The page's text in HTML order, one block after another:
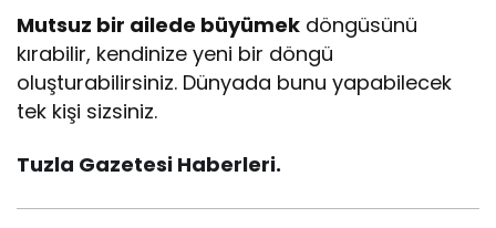
Mutsuz bir ailede büyümek döngüsünü
kırabilir, kendinize yeni bir döngü
oluşturabilirsiniz. Dünyada bunu yapabilecek
tek kişi sizsiniz.
Tuzla Gazetesi Haberleri.